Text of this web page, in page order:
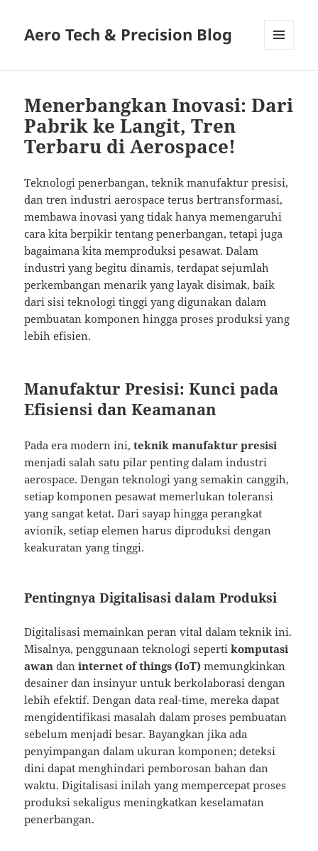
Aero Tech & Precision Blog
Menerbangkan Inovasi: Dari
Pabrik ke Langit, Tren
Terbaru di Aerospace!
Teknologi penerbangan, teknik manufaktur presisi,
dan tren industri aerospace terus bertransformasi,
membawa inovasi yang tidak hanya memengaruhi
cara kita berpikir tentang penerbangan, tetapi juga
bagaimana kita memproduksi pesawat. Dalam
industri yang begitu dinamis, terdapat sejumlah
perkembangan menarik yang layak disimak, baik
dari sisi teknologi tinggi yang digunakan dalam
pembuatan komponen hingga proses produksi yang
lebih efisien.
Manufaktur Presisi: Kunci pada
Efisiensi dan Keamanan
Pada era modern ini,teknik manufaktur presisi
menjadi salah satu pilar penting dalam industri
aerospace. Dengan teknologi yang semakin canggih,
setiap komponen pesawat memerlukan toleransi
yang sangat ketat. Dari sayap hingga perangkat
avionik, setiap elemen harus diproduksi dengan
keakuratan yang tinggi.
Pentingnya Digitalisasi dalam Produksi
Digitalisasi memainkan peran vital dalam teknik ini.
Misalnya, penggunaan teknologi sepertikomputasi
awan daninternet of things (IoT) memungkinkan
desainer dan insinyur untuk berkolaborasi dengan
lebih efektif. Dengan data real-time, mereka dapat
mengidentifikasi masalah dalam proses pembuatan
sebelum menjadi besar. Bayangkan jika ada
penyimpangan dalam ukuran komponen; deteksi
dini dapat menghindari pemborosan bahan dan
waktu. Digitalisasi inilah yang mempercepat proses
produksi sekaligus meningkatkan keselamatan
penerbangan.